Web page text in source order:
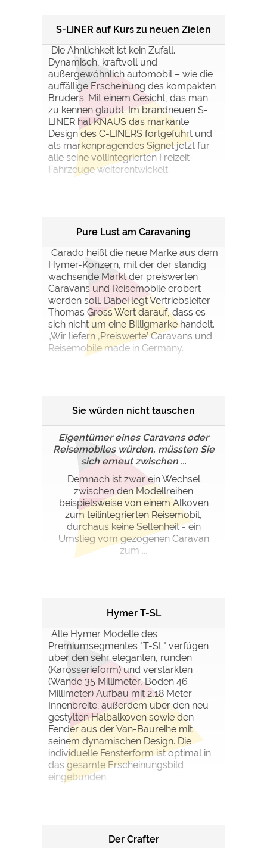
S-LINER auf Kurs zu neuen Zielen
Die Ähnlichkeit ist kein Zufall.
Dynamisch, kraftvoll und
außergewöhnlich automobil – wie die
auffällige Erscheinung des kompakten
Bruders. Mit einem Gesicht, das man
zu kennen glaubt. Im brandneuen S-
LINER hat KNAUS das markante
Design des C-LINERS fortgeführt und
als markenprägendes Signet jetzt für
alle seine vollintegrierten Freizeit-
Fahrzeuge weiterentwickelt.
Pure Lust am Caravaning
Carado heißt die neue Marke aus dem
Hymer-Konzern, mit der der ständig
wachsende Markt der preiswerten
Caravans und Reisemobile erobert
werden soll. Dabei legt Vertriebsleiter
Thomas Gross Wert darauf, dass es
sich nicht um eine Billigmarke handelt.
„Wir liefern ‚Preiswerte’ Caravans und
Reisemobile made in Germany.
Sie würden nicht tauschen
Eigentümer eines Caravans oder
Reisemobiles würden, müssten Sie
sich erneut zwischen ...
Demnach ist zwar ein Wechsel
zwischen den Modellreihen
beispielsweise von einem Alkoven
zum teilintegrierten Reisemobil,
durchaus keine Seltenheit - ein
Umstieg vom gezogenen Caravan
zum ...
Hymer T-SL
Alle Hymer Modelle des
Premiumsegmentes "T-SL" verfügen
über den sehr eleganten, runden
(Karosserieform) und verstärkten
(Wände 35 Millimeter, Boden 46
Millimeter) Aufbau mit 2,18 Meter
Innenbreite; außerdem über den neu
gestylten Halbalkoven sowie den
Fender aus der Van-Baureihe mit
seinem dynamischen Design. Die
individuelle Fensterform ist optimal in
das gesamte Erscheinungsbild
eingebunden.
Der Crafter